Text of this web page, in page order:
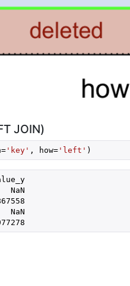
JOIN)
'key' , how='left'
NaN
NaN